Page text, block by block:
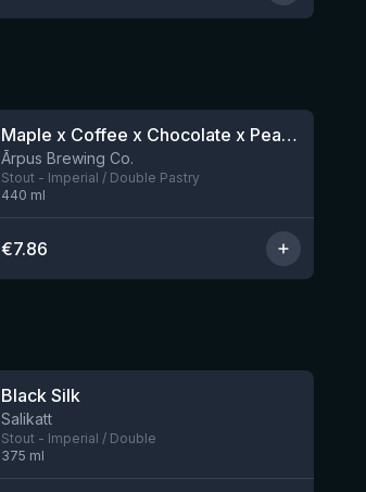
Nog 2Maple x Coffee x Chocolate x Peanut Butter Imperial Stout
Ārpus Brewing Co.
Stout - Imperial / Double Pastry
440 ml
€7.86
Black Silk
Salikatt
Stout - Imperial / Double
375 ml